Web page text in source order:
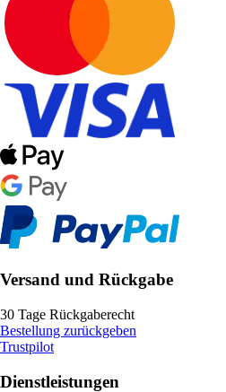
Versand und Rückgabe
30 Tage Rückgaberecht
Bestellung zurückgeben
Trustpilot
Dienstleistungen